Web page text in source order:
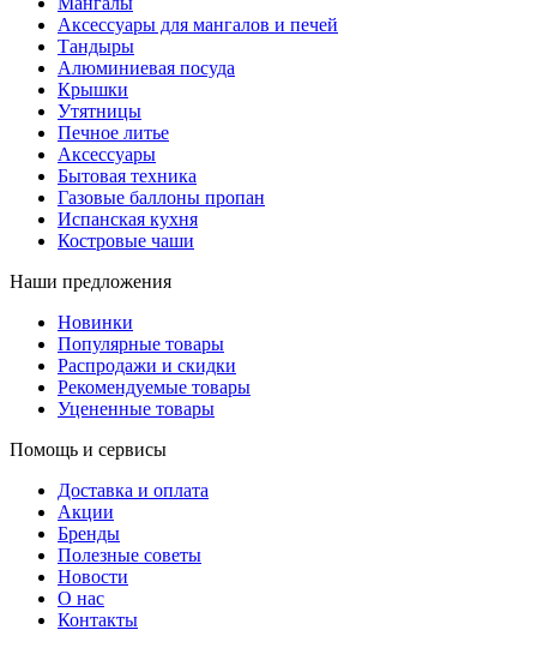
Аксессуары для мангалов и печей
Тандыры
Алюминиевая посуда
Крышки
Утятницы
Печное литье
Аксессуары
Бытовая техника
Газовые баллоны пропан
Испанская кухня
Костровые чаши
Наши предложения
Новинки
Популярные товары
Распродажи и скидки
Рекомендуемые товары
Уцененные товары
Помощь и сервисы
Доставка и оплата
Акции
Бренды
Полезные советы
Новости
О нас
Контакты